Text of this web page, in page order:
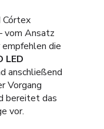
Córtex
vom Ansatz
die
LED
anschließend
Vorgang
bereitet das
vor.